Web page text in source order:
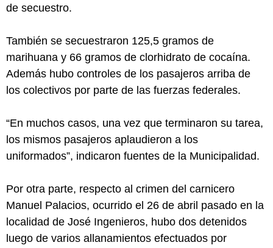
de secuestro.
También se secuestraron 125,5 gramos de
marihuana y 66 gramos de clorhidrato de cocaína.
Además hubo controles de los pasajeros arriba de
los colectivos por parte de las fuerzas federales.
“En muchos casos, una vez que terminaron su tarea,
los mismos pasajeros aplaudieron a los
uniformados”, indicaron fuentes de la Municipalidad.
Por otra parte, respecto al crimen del carnicero
Manuel Palacios, ocurrido el 26 de abril pasado en la
localidad de José Ingenieros, hubo dos detenidos
luego de varios allanamientos efectuados por